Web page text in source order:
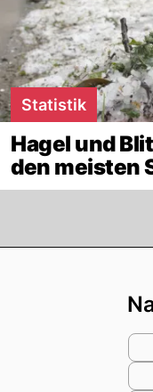
Statistik
Hagel und
den meisten